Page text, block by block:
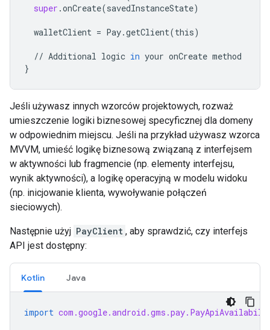
super .onCreate(savedInstanceState)
walletClient = Pay.getClient(this)
// Additional logic in your onCreate method
}
Jeśli używasz innych wzorców projektowych, rozważ
umieszczenie logiki biznesowej specyficznej dla domeny
w odpowiednim miejscu. Jeśli na przykład używasz wzorca
MVVM, umieść logikę biznesową związaną z interfejsem
w aktywności lub fragmencie (np. elementy interfejsu,
wynik aktywności), a logikę operacyjną w modelu widoku
(np. inicjowanie klienta, wywoływanie połączeń
sieciowych).
Następnie użyj PayClient , aby sprawdzić, czy interfejs
API jest dostępny:
Kotlin Java
import